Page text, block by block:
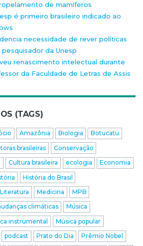
de mamíferos
é primeiro brasileiro indicado ao
necessidade de rever políticas
da Unesp
renascimento intelectual durante
da Faculdade de Letras de Assis
(TAGS)
Amazônia Biologia
Botucatu
brasileiras
Conservação
Cultura brasileira ecologia
Economia
História do Brasil
Literatura Medicina
MPB
climáticas
Música
instrumental
Música popular
podcast Prato do Dia
Prêmio Nobel